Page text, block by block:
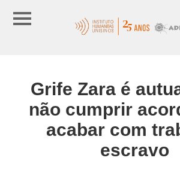
Grife Zara é
não cumprir
acabar com
escravo